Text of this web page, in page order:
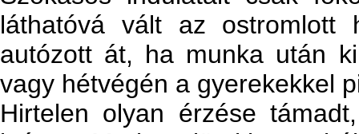
láthatóvá vált az ostromlott
autózott át, ha munka után
vagy hétvégén a gyerekekkel
Hirtelen olyan érzése